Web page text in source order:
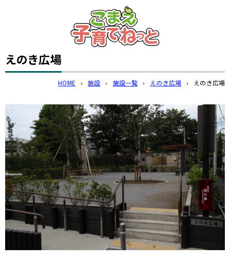
このページの本文へ
えのき広場
HOME › 施設 › 施設一覧 › えのき広場 › えのき広場